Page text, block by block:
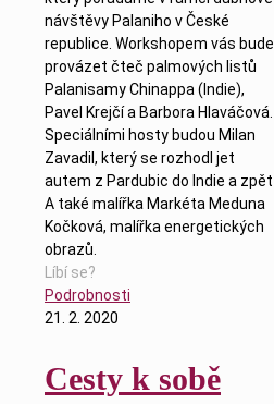
návštěvy Palaniho v České
republice. Workshopem vás bude
provázet čteč palmových listů
Palanisamy Chinappa (Indie),
Pavel Krejčí a Barbora Hlaváčová.
Speciálními hosty budou Milan
Zavadil, který se rozhodl jet
autem z Pardubic do Indie a zpět
A také malířka Markéta Meduna
Kočková, malířka energetických
obrazů.
Líbí se?
Podrobnosti
21. 2. 2020
Cesty k sobě